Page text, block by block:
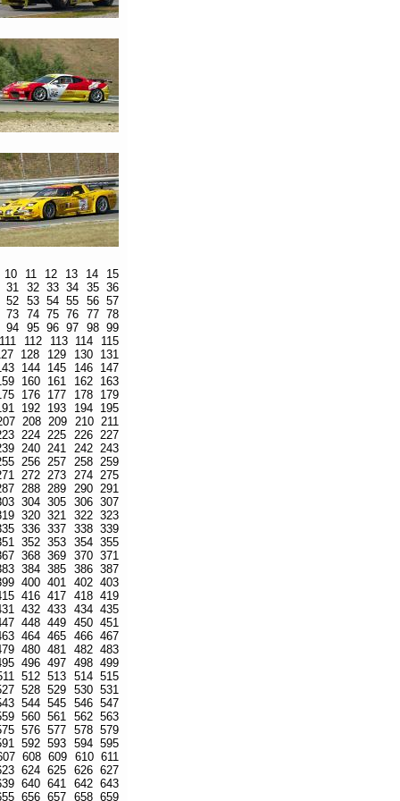
10 11 12 13 14
15
31 32 33 34 35 36
52 53 54 55 56 57
73 74 75 76 77 78
94 95 96 97 98 99
112 113 114
115
128 129 130
131
144 145 146
147
160 161 162
163
176 177 178
179
192 193 194
195
208 209 210 211
224 225 226 227
240 241 242 243
256 257 258 259
272 273 274 275
288 289 290 291
304 305 306 307
320 321 322 323
336 337 338 339
352 353 354 355
368 369 370 371
384 385 386 387
400 401 402 403
416 417 418 419
432 433 434 435
448 449 450 451
464 465 466 467
480 481 482 483
496 497 498 499
512 513 514 515
528 529 530 531
544 545 546 547
560 561 562 563
576 577 578 579
592 593 594 595
608 609 610 611
624 625 626 627
640 641 642 643
656 657 658 659